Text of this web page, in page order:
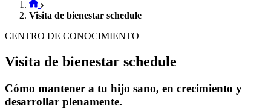
Visita de bienestar schedule
CENTRO DE CONOCIMIENTO
Visita de bienestar schedule
Cómo mantener a tu hijo sano, en crecimiento y
desarrollar plenamente.